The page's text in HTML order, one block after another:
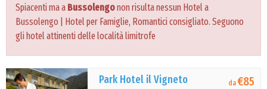
Spiacenti ma a Bussolengonon risulta nessun Hotel a
Bussolengo | Hotel per Famiglie, Romantici consigliato. Seguono
gli hotel attinenti delle località limitrofe
Park Hotel il Vigneto da€85